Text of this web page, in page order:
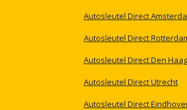
Autosleutel Direct
Autosleutel Direct
Autosleutel DirectDen Haag
Autosleutel DirectUtrecht
Autosleutel Direct